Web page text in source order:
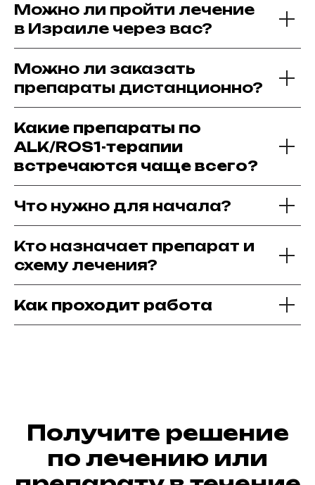
Можно ли пройти лечение
в Израиле через вас?
Можно ли заказать
препараты дистанционно?
Какие препараты по
ALK/ROS1-терапии
встречаются чаще всего?
Что нужно для начала?
Кто назначает препарат и
схему лечения?
Как проходит работа
Получите решение
по лечению или